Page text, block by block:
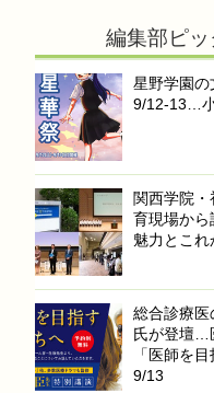
編集部ピ
星野学園の
9/12-13…
関西学院
育現場から
魅力とこれ
総合診療医
氏が登壇…
「医師を
9/13